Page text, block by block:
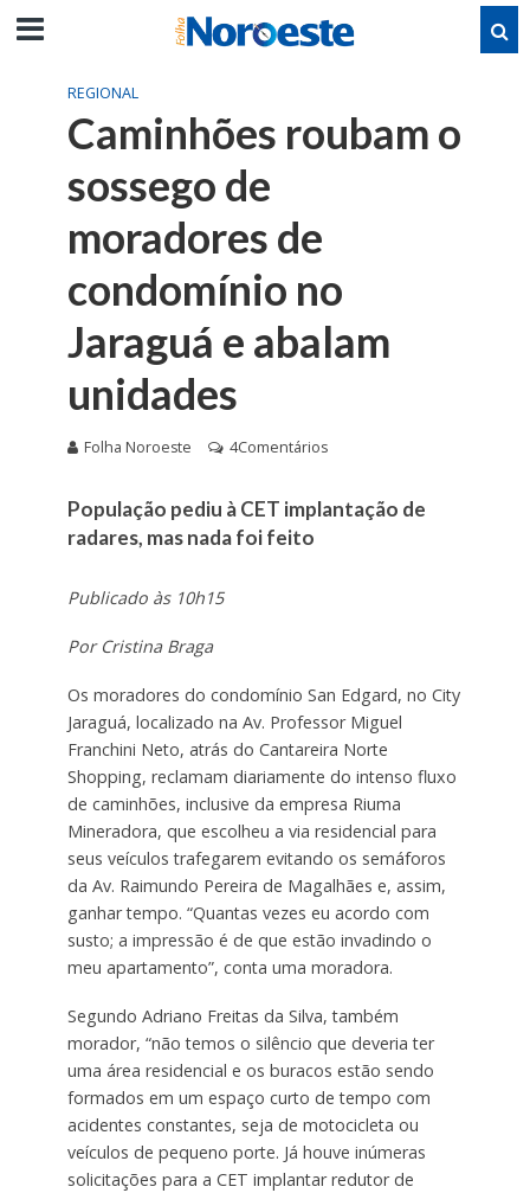
REGIONAL
Caminhões roubam o
sossego de
moradores de
condomínio no
Jaraguá e abalam
unidades
Folha Noroeste 4Comentários
População pediu à CET implantação de
radares, mas nada foi feito
Publicado às 10h15
Por Cristina Braga
Os moradores do condomínio San Edgard, no City
Jaraguá, localizado na Av. Professor Miguel
Franchini Neto, atrás do Cantareira Norte
Shopping, reclamam diariamente do intenso fluxo
de caminhões, inclusive da empresa Riuma
Mineradora, que escolheu a via residencial para
seus veículos trafegarem evitando os semáforos
da Av. Raimundo Pereira de Magalhães e, assim,
ganhar tempo. “Quantas vezes eu acordo com
susto; a impressão é de que estão invadindo o
meu apartamento”, conta uma moradora.
Segundo Adriano Freitas da Silva, também
morador, “não temos o silêncio que deveria ter
uma área residencial e os buracos estão sendo
formados em um espaço curto de tempo com
acidentes constantes, seja de motocicleta ou
veículos de pequeno porte. Já houve inúmeras
solicitações para a CET implantar redutor de